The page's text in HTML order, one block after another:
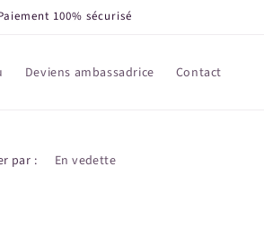
100% sécurisé
Deviens ambassadrice Contact
par :